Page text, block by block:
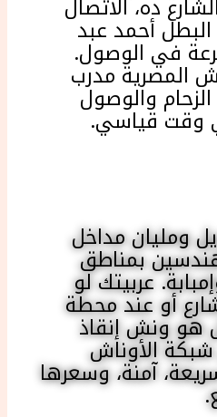
ده، الاتصال
أحمد عبد
في الوصول.
المصرية مدرب
والوصول
وقت قياسي.
ومليان مداخل
بمناطق
عربيتك لو
أو عند محطة
هو ونش إنقاذ
الأوناش
آمنة، وسعرها